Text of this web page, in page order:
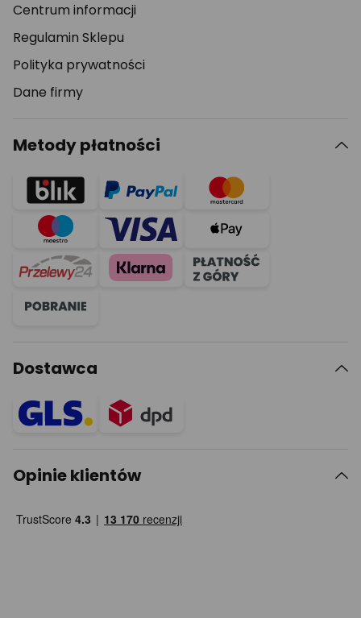
Centrum informacji
Regulamin Sklepu
Polityka prywatności
Dane firmy
Metody płatności
Dostawca
Opinie klientów